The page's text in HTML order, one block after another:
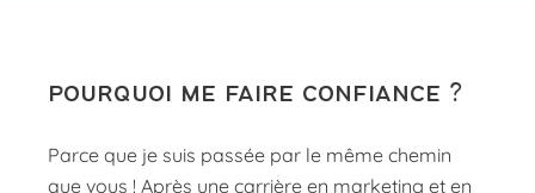
pourquoi me faire confiance ?
Parce que je suis passée par le même chemin
que vous ! Après une carrière en marketing et en